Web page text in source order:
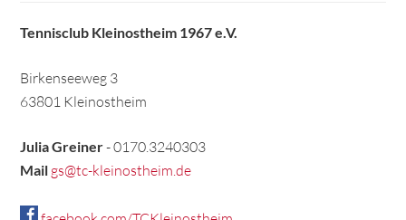
Tennisclub Kleinostheim 1967 e.V.
Birkenseeweg 3
63801 Kleinostheim
Julia Greiner- 0170.3240303
Mail gs@tc-kleinostheim.de